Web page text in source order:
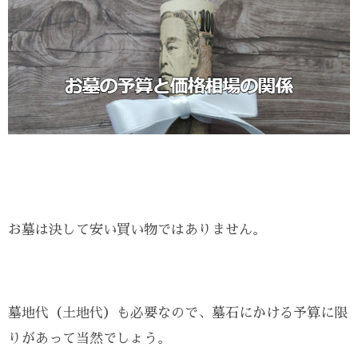
お墓は決して安い買い物ではありません。
墓地代（土地代）も必要なので、墓石にかける予算に限
りがあって当然でしょう。